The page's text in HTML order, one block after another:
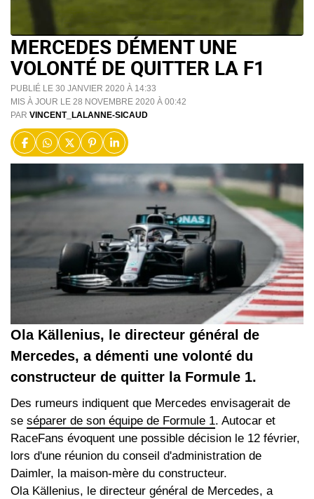
MERCEDES DÉMENT UNE
VOLONTÉ DE QUITTER LA F1
PUBLIÉ LE 30 JANVIER 2020 À 14:33
MIS À JOUR LE 28 NOVEMBRE 2020 À 00:42
PAR VINCENT_LALANNE-SICAUD
Ola Källenius, le directeur général de
Mercedes, a démenti une volonté du
constructeur de quitter la Formule 1.
Des rumeurs indiquent que Mercedes envisagerait de
se séparer de son équipe de Formule 1. Autocar et
RaceFans évoquent une possible décision le 12 février,
lors d'une réunion du conseil d'administration de
Daimler, la maison-mère du constructeur.
Ola Källenius, le directeur général de Mercedes, a